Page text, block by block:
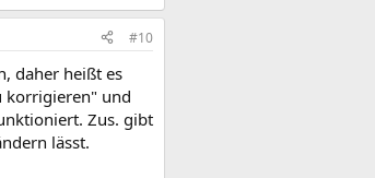
#10
daher heißt es
korrigieren" und
Zus. gibt
lässt.